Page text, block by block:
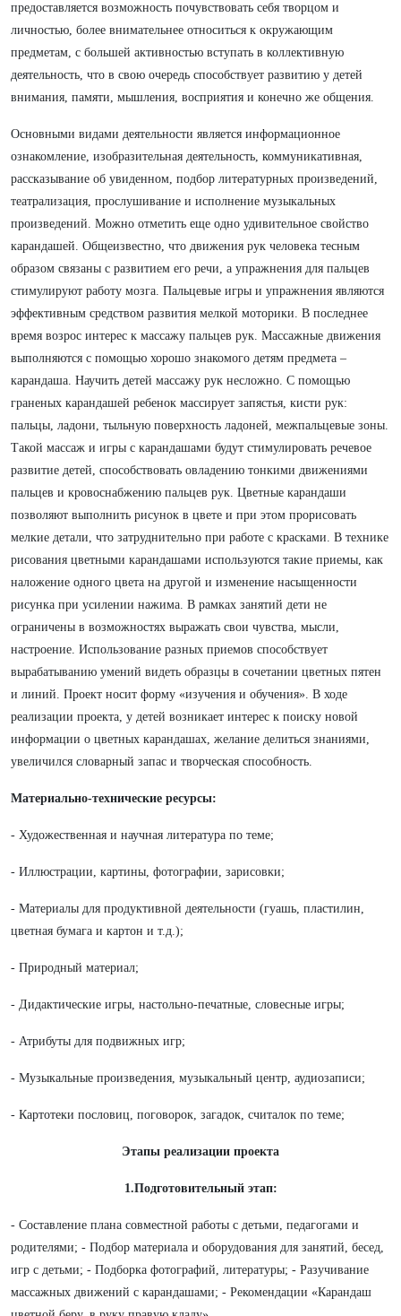
предоставляется возможность почувствовать себя творцом и
личностью, более внимательнее относиться к окружающим
предметам, с большей активностью вступать в коллективную
деятельность, что в свою очередь способствует развитию у детей
внимания, памяти, мышления, восприятия и конечно же общения.
Основными видами деятельности является информационное
ознакомление, изобразительная деятельность, коммуникативная,
рассказывание об увиденном, подбор литературных произведений,
театрализация, прослушивание и исполнение музыкальных
произведений. Можно отметить еще одно удивительное свойство
карандашей. Общеизвестно, что движения рук человека тесным
образом связаны с развитием его речи, а упражнения для пальцев
стимулируют работу мозга. Пальцевые игры и упражнения являются
эффективным средством развития мелкой моторики. В последнее
время возрос интерес к массажу пальцев рук. Массажные движения
выполняются с помощью хорошо знакомого детям предмета –
карандаша. Научить детей массажу рук несложно. С помощью
граненых карандашей ребенок массирует запястья, кисти рук:
пальцы, ладони, тыльную поверхность ладоней, межпальцевые зоны.
Такой массаж и игры с карандашами будут стимулировать речевое
развитие детей, способствовать овладению тонкими движениями
пальцев и кровоснабжению пальцев рук. Цветные карандаши
позволяют выполнить рисунок в цвете и при этом прорисовать
мелкие детали, что затруднительно при работе с красками. В технике
рисования цветными карандашами используются такие приемы, как
наложение одного цвета на другой и изменение насыщенности
рисунка при усилении нажима. В рамках занятий дети не
ограничены в возможностях выражать свои чувства, мысли,
настроение. Использование разных приемов способствует
вырабатыванию умений видеть образцы в сочетании цветных пятен
и линий. Проект носит форму «изучения и обучения». В ходе
реализации проекта, у детей возникает интерес к поиску новой
информации о цветных карандашах, желание делиться знаниями,
увеличился словарный запас и творческая способность.
Материально-технические ресурсы:
- Художественная и научная литература по теме;
- Иллюстрации, картины, фотографии, зарисовки;
- Материалы для продуктивной деятельности (гуашь, пластилин,
цветная бумага и картон и т.д.);
- Природный материал;
- Дидактические игры, настольно-печатные, словесные игры;
- Атрибуты для подвижных игр;
- Музыкальные произведения, музыкальный центр, аудиозаписи;
- Картотеки пословиц, поговорок, загадок, считалок по теме;
Этапы реализации проекта
1.Подготовительный этап:
- Составление плана совместной работы с детьми, педагогами и
родителями; - Подбор материала и оборудования для занятий, бесед,
игр с детьми; - Подборка фотографий, литературы; - Разучивание
массажных движений с карандашами; - Рекомендации «Карандаш